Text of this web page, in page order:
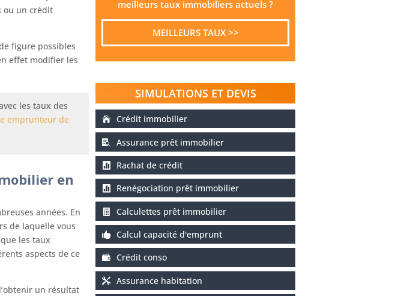
ou un crédit
figure possibles
effet modifier les
les taux des
emprunteur de
en
années. En
de laquelle vous
les taux
aspects de ce
un résultat
meilleurs taux immobiliers actuels ?
MEILLEURS TAUX >>
SIMULATIONS ET DEVIS
Crédit immobilier
Assurance prêt immobilier
Rachat de crédit
Renégociation prêt immobilier
Calculettes prêt immobilier
Calcul capacité d'emprunt
Crédit conso
Assurance habitation